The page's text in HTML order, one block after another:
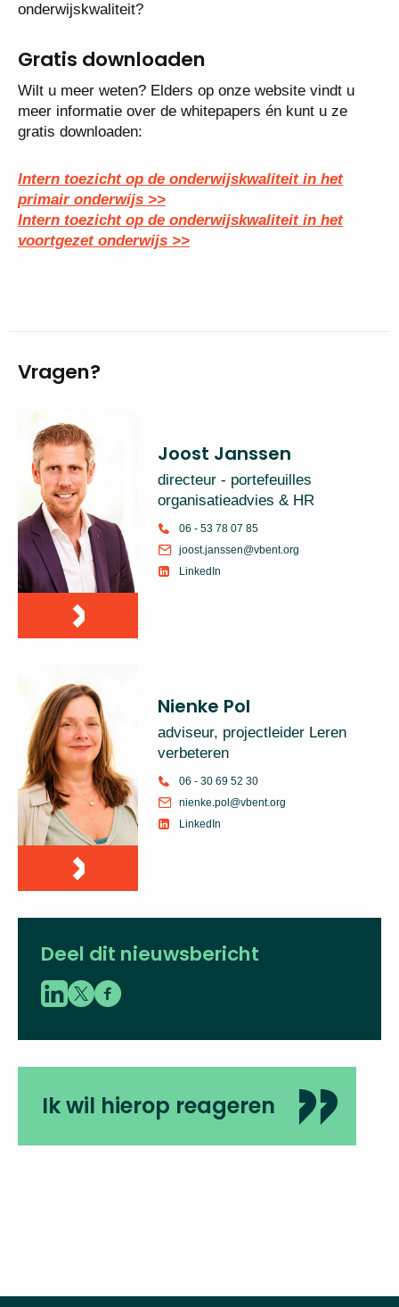
onderwijskwaliteit?
Gratis downloaden
Wilt u meer weten? Elders op onze website vindt u
meer informatie over de whitepapers én kunt u ze
gratis downloaden:
Intern toezicht op de onderwijskwaliteit in het
primair onderwijs >>
Intern toezicht op de onderwijskwaliteit in het
voortgezet onderwijs >>
Vragen?
Joost Janssen
directeur - portefeuilles
organisatieadvies & HR
06 - 53 78 07 85
joost.janssen@vbent.org
LinkedIn
Nienke Pol
adviseur, projectleider Leren
verbeteren
06 - 30 69 52 30
nienke.pol@vbent.org
LinkedIn
Deel dit nieuwsbericht
Ik wil hierop reageren